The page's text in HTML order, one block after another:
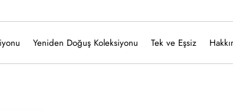
Yeniden Doğuş Koleksiyonu Tek ve Eşsiz